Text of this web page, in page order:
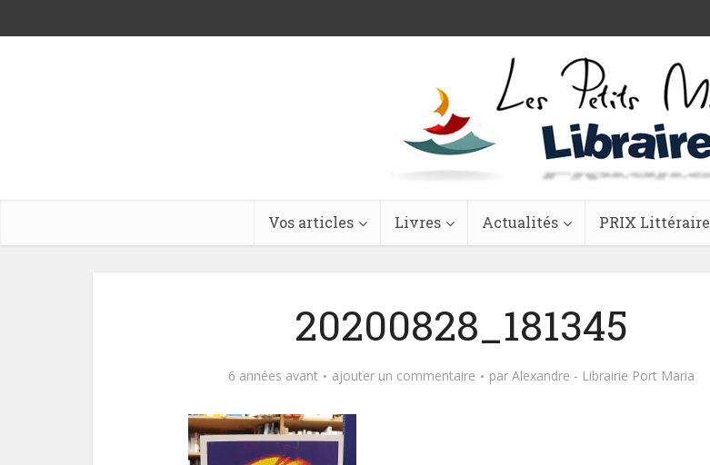
Vos articles Livres Actualités PRIX Littéraire
20200828_181345
6 années avant ajouter un commentaire par Alexandre - Librairie Port Maria